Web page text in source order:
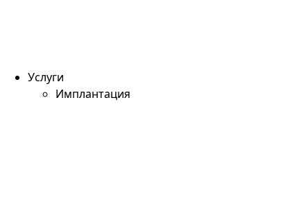
Услуги
Имплантация